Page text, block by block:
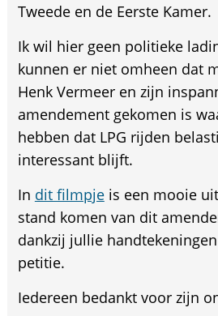
Tweede en de Eerste Kamer.
Ik wil hier geen politieke
kunnen er niet omheen dat
Henk Vermeer en zijn
amendement gekomen is
hebben dat LPG rijden
interessant blijft.
In dit filmpjeis een mooie
stand komen van dit
dankzij jullie
petitie.
Iedereen bedankt voor zijn